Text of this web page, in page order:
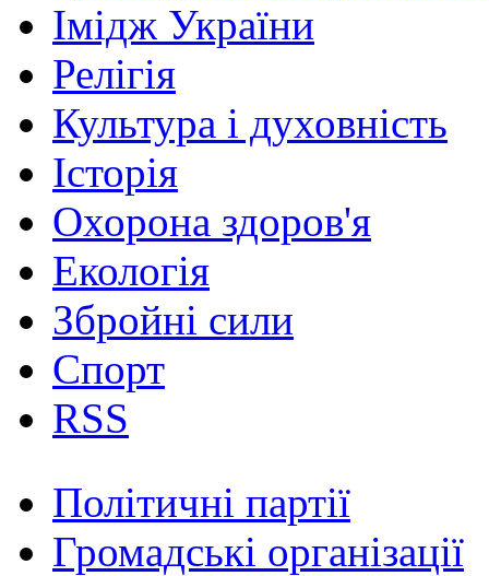
Імідж України
Релігія
Культура і духовність
Історія
Охорона здоров'я
Екологія
Збройні сили
Спорт
RSS
Політичні партії
Громадські організації